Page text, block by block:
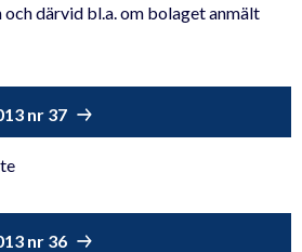
därvid bl.a. om bolaget anmält
nr 37
nr 36